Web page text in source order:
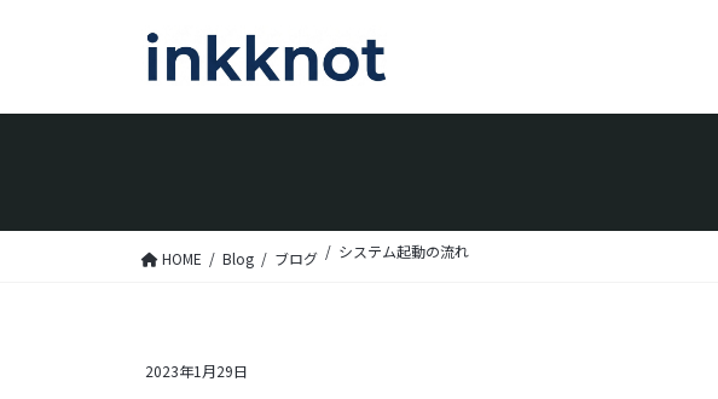
ス
ン
HOME Blog ブログ システム起動の流れ
2023年1月29日